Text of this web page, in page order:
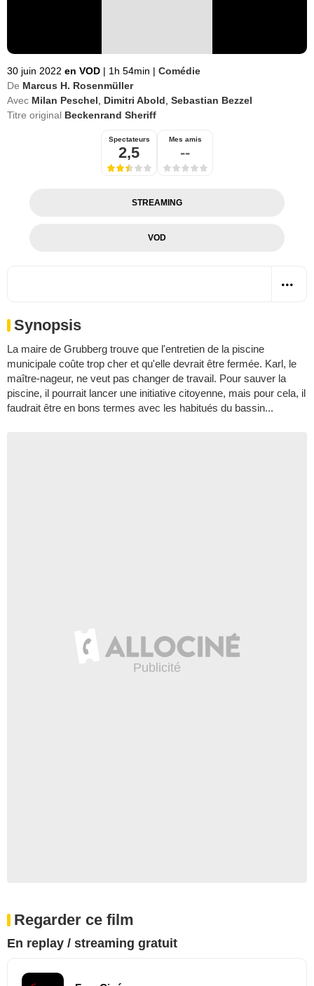
30 juin 2022 en VOD | 1h 54min | Comédie
De Marcus H. Rosenmüller
Avec Milan Peschel Dimitri Abold Sebastian Bezzel
Titre original Beckenrand Sheriff
Spectateurs
2,5
Mes amis
--
STREAMING
VOD
Synopsis
La maire de Grubberg trouve que l'entretien de la piscine
municipale coûte trop cher et qu'elle devrait être fermée. Karl, le
maître-nageur, ne veut pas changer de travail. Pour sauver la
piscine, il pourrait lancer une initiative citoyenne, mais pour cela, il
faudrait être en bons termes avec les habitués du bassin...
Regarder ce film
En replay / streaming gratuit